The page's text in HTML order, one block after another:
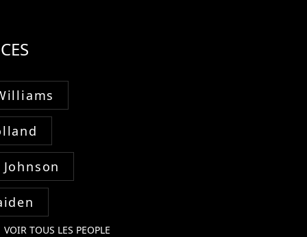
VOIR TOUS LES PEOPLE